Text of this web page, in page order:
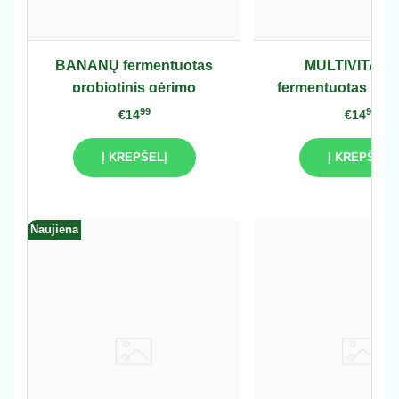
BANANŲ fermentuotas
probiotinis gėrimo
koncentratas 0,75L
€1499
Į KREPŠELĮ
fermentuotas
gėrimo
€1499
Į KREPŠELĮ
Naujiena